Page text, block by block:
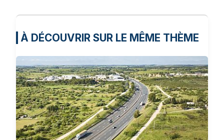
À DÉCOUVRIR SUR LE MÊME THÈME